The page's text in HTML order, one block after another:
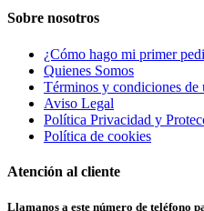
Sobre nosotros
¿Cómo hago mi primer
Quienes Somos
Términos y condiciones de
Aviso Legal
Política Privacidad y
Política de cookies
Atención al cliente
Llamanos a este número de teléfono